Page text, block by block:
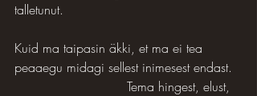
talletunut.
Kuid ma taipasin äkki, et ma ei tea
peaaegu midagi sellest inimesest endast.
                            Tema hingest, elust,